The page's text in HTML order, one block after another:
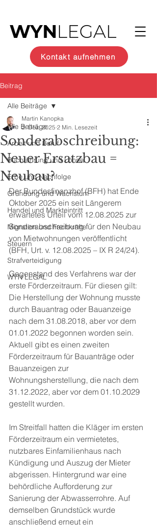
Kontakt aufnehmen
Beitrag
Alle Beiträge
Arbeit und Beruf
Buchführung und Löhne
Erbe und Nachfolge
Gründung und Wachstum
Handel und Markteintritt
Migration und Fachkräfte
Steuern
Strafverteidigung
WYN LEGAL
Alle Beiträge
Sonderabschreibung:
Neuer Ersatzbau =
Neubau?
Martin Kanopka
2. Dez. 2025 2 Min. Lesezeit
Der Bundesfinanzhof (BFH) hat Ende
Oktober 2025 ein seit Längerem
erwartetes Urteil vom 12.08.2025 zur
Sonderabschreibung für den Neubau
von Mietwohnungen veröffentlicht
(BFH, Urt. v. 12.08.2025 – IX R 24/24).
Gegenstand des Verfahrens war der
erste Förderzeitraum. Für diesen gilt:
Die Herstellung der Wohnung musste
durch Bauantrag oder Bauanzeige
nach dem 31.08.2018, aber vor dem
01.01.2022 begonnen worden sein.
Aktuell gibt es einen zweiten
Förderzeitraum für Bauanträge oder
Bauanzeigen zur
Wohnungsherstellung, die nach dem
31.12.2022, aber vor dem 01.10.2029
gestellt wurden.
Im Streitfall hatten die Kläger im ersten
Förderzeitraum ein vermietetes,
nutzbares Einfamilienhaus nach
Kündigung und Auszug der Mieter
abgerissen. Hintergrund war eine
behördliche Aufforderung zur
Sanierung der Abwasserrohre. Auf
demselben Grundstück wurde
anschließend erneut ein